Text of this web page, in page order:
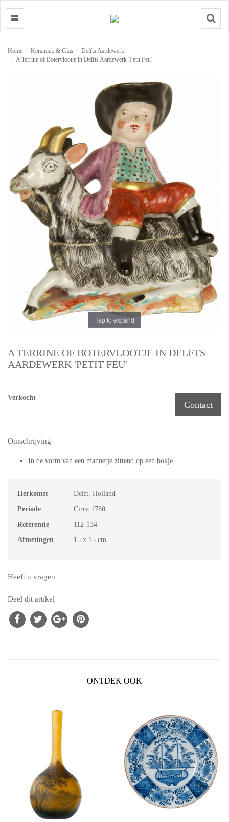
Search
Home Keramiek & Glas
Delfts Aardewerk
A Terrine of Botervlootje in Delfts Aardewerk 'Petit Feu'
Tap to expand
A TERRINE OF BOTERVLOOTJE IN DELFTS
AARDEWERK 'PETIT FEU'
Verkocht
Contact
Omschrijving
In de vorm van een mannetje zittend op een bokje
Herkomst
Delft, Holland
Periode
Circa 1760
Referentie
112-134
Afmetingen
15 x 15 cm
Heeft u vragen
Deel dit artikel
ONTDEK OOK